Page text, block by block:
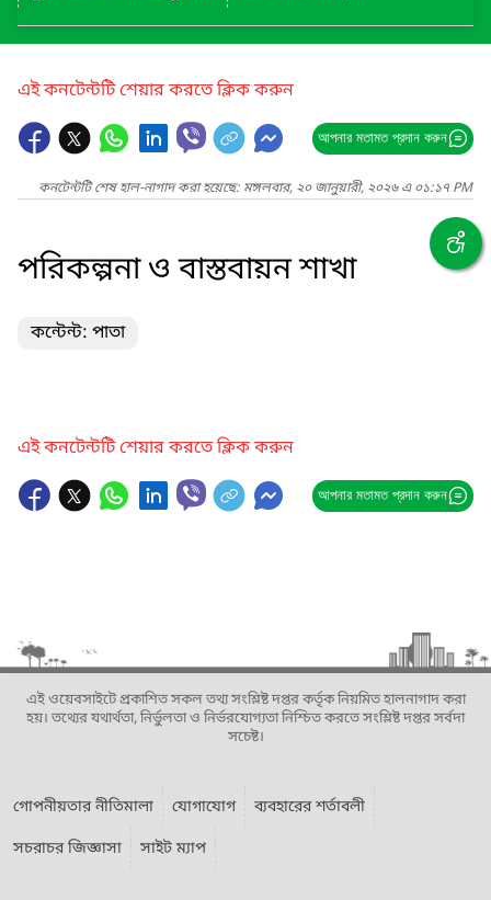
এই কনটেন্টটি শেয়ার করতে ক্লিক করুন
আপনার মতামত প্রদান করুন
কনটেন্টটি শেষ হাল-নাগাদ করা হয়েছে: মঙ্গলবার, ২০ জানুয়ারী, ২০২৬ এ ০১:১৭ PM
পরিকল্পনা ও বাস্তবায়ন শাখা
কন্টেন্ট: পাতা
এই কনটেন্টটি শেয়ার করতে ক্লিক করুন
আপনার মতামত প্রদান করুন
এই ওয়েবসাইটে প্রকাশিত সকল তথ্য সংশ্লিষ্ট দপ্তর কর্তৃক নিয়মিত হালনাগাদ করা
হয়। তথ্যের যথার্থতা, নির্ভুলতা ও নির্ভরযোগ্যতা নিশ্চিত করতে সংশ্লিষ্ট দপ্তর সর্বদা
সচেষ্ট।
গোপনীয়তার নীতিমালা যোগাযোগ
ব্যবহারের শর্তাবলী
সচরাচর জিজ্ঞাসা
সাইট ম্যাপ